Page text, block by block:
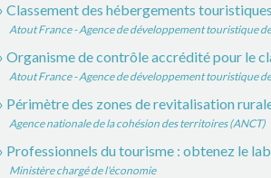
Classement des hébergements
Atout France - Agence de développement touristique
Organisme de contrôle accrédité pour le
Atout France - Agence de développement touristique
Périmètre des zones de revitalisation
Agence nationale de la cohésion des territoires (ANCT)
Professionnels du tourisme : obtenez le
Ministère chargé de l'économie